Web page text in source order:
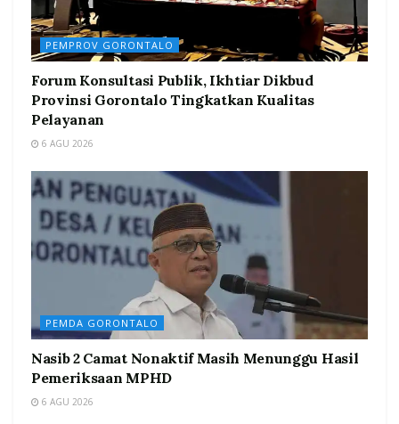
PEMPROV GORONTALO
Forum Konsultasi Publik, Ikhtiar Dikbud
Provinsi Gorontalo Tingkatkan Kualitas
Pelayanan
6 AGU 2026
PEMDA GORONTALO
Nasib 2 Camat Nonaktif Masih Menunggu Hasil
Pemeriksaan MPHD
6 AGU 2026